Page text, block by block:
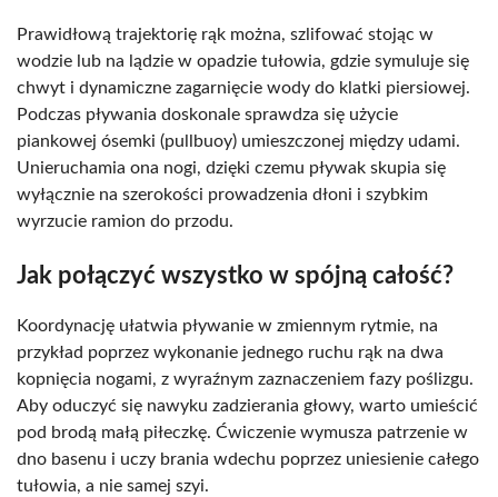
Prawidłową trajektorię rąk można, szlifować stojąc w
wodzie lub na lądzie w opadzie tułowia, gdzie symuluje się
chwyt i dynamiczne zagarnięcie wody do klatki piersiowej.
Podczas pływania doskonale sprawdza się użycie
piankowej ósemki (pullbuoy) umieszczonej między udami.
Unieruchamia ona nogi, dzięki czemu pływak skupia się
wyłącznie na szerokości prowadzenia dłoni i szybkim
wyrzucie ramion do przodu.
Jak połączyć wszystko w spójną całość?
Koordynację ułatwia pływanie w zmiennym rytmie, na
przykład poprzez wykonanie jednego ruchu rąk na dwa
kopnięcia nogami, z wyraźnym zaznaczeniem fazy poślizgu.
Aby oduczyć się nawyku zadzierania głowy, warto umieścić
pod brodą małą piłeczkę. Ćwiczenie wymusza patrzenie w
dno basenu i uczy brania wdechu poprzez uniesienie całego
tułowia, a nie samej szyi.